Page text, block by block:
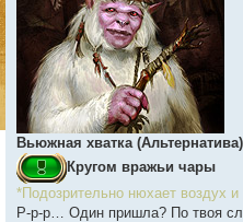
и
Вьюжная хватка (Альтернатива)
Кругом вражьи чары
*Подозрительно нюхает воздух
Р-р-р… Один пришла? По твоя